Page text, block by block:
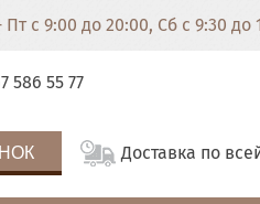
с 9:00 до 20:00, Сб с 9:30 до
586 55 77
Доставка по